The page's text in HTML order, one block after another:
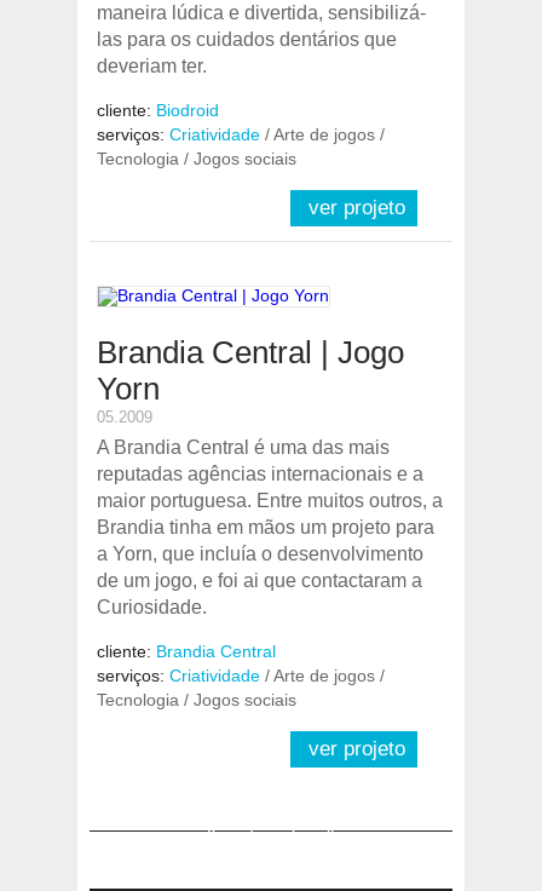
maneira lúdica e divertida, sensibilizá-
las para os cuidados dentários que
deveriam ter.
cliente: Biodroid
serviços: Criatividade / Arte de jogos /
Tecnologia / Jogos sociais
ver projeto
Brandia Central | Jogo
Yorn
05.2009
A Brandia Central é uma das mais
reputadas agências internacionais e a
maior portuguesa. Entre muitos outros, a
Brandia tinha em mãos um projeto para
a Yorn, que incluía o desenvolvimento
de um jogo, e foi ai que contactaram a
Curiosidade.
cliente: Brandia Central
serviços: Criatividade / Arte de jogos /
Tecnologia / Jogos sociais
ver projeto
« 1 2 »